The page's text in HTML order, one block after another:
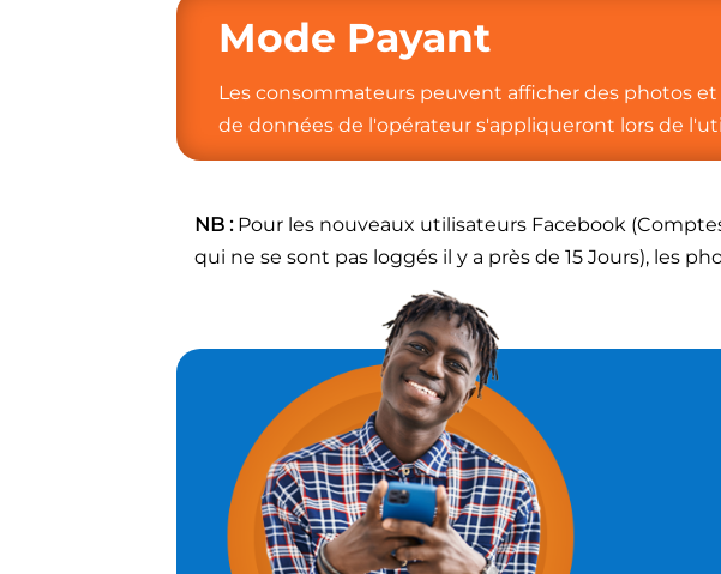
Mode Payant
Les consommateurs peuvent afficher des photos
de données de l'opérateur s'appliqueront lors de
NB :Pour les nouveaux utilisateurs Facebook
qui ne se sont pas loggés il y a près de 15 Jours), les